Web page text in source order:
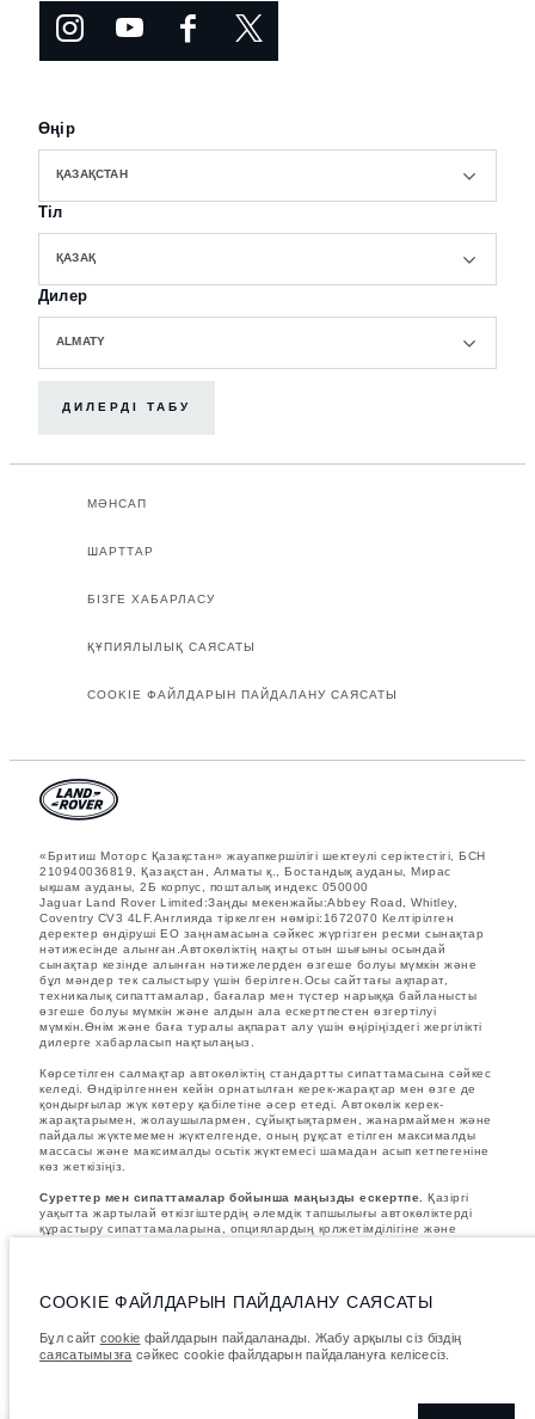
Өңір
ҚАЗАҚСТАН
Тіл
ҚАЗАҚ
Дилер
ALMATY
ДИЛЕРДІ ТАБУ
МӘНСАП
ШАРТТАР
БІЗГЕ ХАБАРЛАСУ
ҚҰПИЯЛЫЛЫҚ САЯСАТЫ
COOKIE ФАЙЛДАРЫН ПАЙДАЛАНУ САЯСАТЫ
«Бритиш Моторс Қазақстан» жауапкершілігі шектеулі серіктестігі, БСН
210940036819, Қазақстан, Алматы қ., Бостандық ауданы, Мирас
ықшам ауданы, 2Б корпус, пошталық индекс 050000
Jaguar Land Rover Limited:Заңды мекенжайы:Abbey Road, Whitley,
Coventry CV3 4LF.Англияда тіркелген нөмірі:1672070 Келтірілген
деректер өндіруші ЕО заңнамасына сәйкес жүргізген ресми сынақтар
нәтижесінде алынған.Автокөліктің нақты отын шығыны осындай
сынақтар кезінде алынған нәтижелерден өзгеше болуы мүмкін және
бұл мәндер тек салыстыру үшін берілген.Осы сайттағы ақпарат,
техникалық сипаттамалар, бағалар мен түстер нарыққа байланысты
өзгеше болуы мүмкін және алдын ала ескертпестен өзгертілуі
мүмкін.Өнім және баға туралы ақпарат алу үшін өңіріңіздегі жергілікті
дилерге хабарласып нақтылаңыз.
Көрсетілген салмақтар автокөліктің стандартты сипаттамасына сәйкес
келеді. Өндірілгеннен кейін орнатылған керек-жарақтар мен өзге де
қондырғылар жүк көтеру қабілетіне әсер етеді. Автокөлік керек-
жарақтарымен, жолаушылармен, сұйықтықтармен, жанармаймен және
пайдалы жүктемемен жүктелгенде, оның рұқсат етілген максималды
массасы және максималды осьтік жүктемесі шамадан асып кетпегеніне
көз жеткізіңіз.
Суреттер мен сипаттамалар бойынша маңызды ескертпе.
Қазіргі
уақытта жартылай өткізгіштердің әлемдік тапшылығы автокөліктерді
құрастыру сипаттамаларына, опциялардың қолжетімділігіне және
ағымдағы сипаттамаларын толық көрсетпеуі мүмкін. Дұрыс таңдау
жасау үшін кез келген ағымдағы шектеулерді растай алатын
Көрсетілген бағаларға қосылған құн салығын (ҚҚС) қосылған.
COOKIE ФАЙЛДАРЫН ПАЙДАЛАНУ САЯСАТЫ
Бұл сайт cookie файлдарын пайдаланады. Жабу арқылы сіз біздің
саясатымызға сәйкес cookie файлдарын пайдалануға келісесіз.